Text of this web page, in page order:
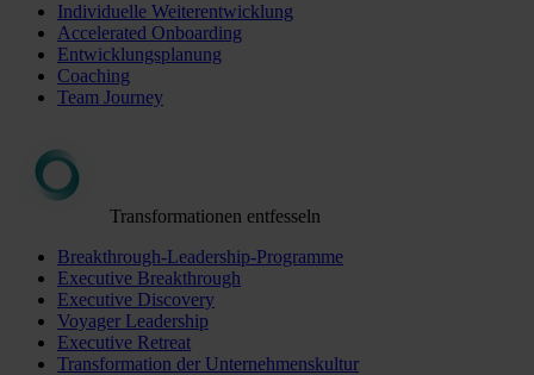
Individuelle Weiterentwicklung
Accelerated Onboarding
Entwicklungsplanung
Coaching
Team Journey
Transformationen entfesseln
Breakthrough-Leadership-Programme
Executive Breakthrough
Executive Discovery
Voyager Leadership
Executive Retreat
Transformation der Unternehmenskultur